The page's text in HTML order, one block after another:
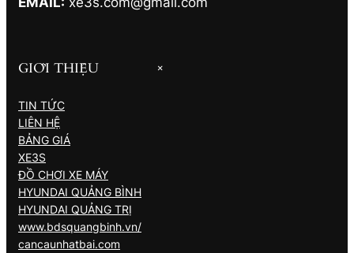
GIỚI THIỆU +
TIN TỨC
LIÊN HỆ
BẢNG GIÁ
XE3S
ĐỒ CHƠI XE MÁY
HYUNDAI QUẢNG BÌNH
HYUNDAI QUẢNG TRỊ
www.bdsquangbinh.vn/
cancaunhatbai.com